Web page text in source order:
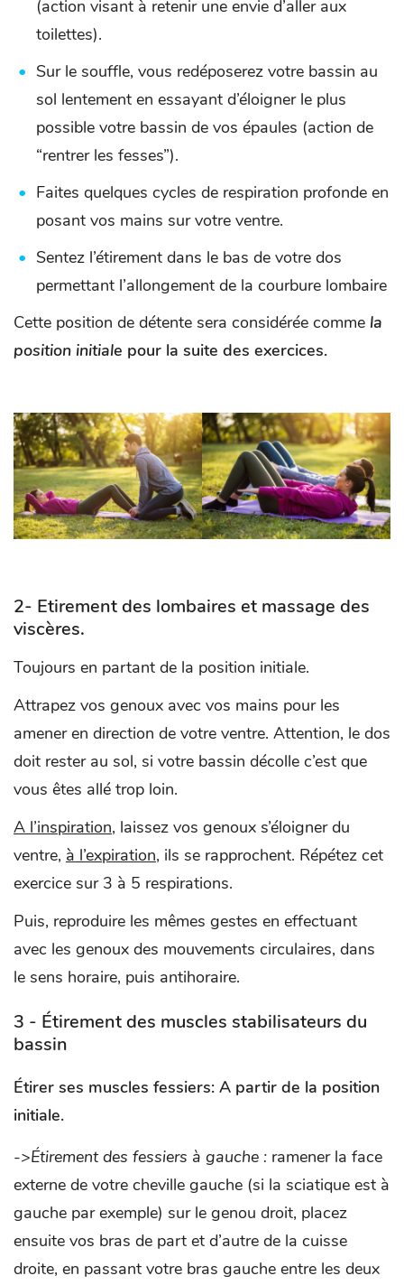
(action visant à retenir une envie d’aller aux
toilettes).
Sur le souffle, vous redéposerez votre bassin au
sol lentement en essayant d’éloigner le plus
possible votre bassin de vos épaules (action de
“rentrer les fesses”).
Faites quelques cycles de respiration profonde en
posant vos mains sur votre ventre.
Sentez l’étirement dans le bas de votre dos
permettant l’allongement de la courbure lombaire
Cette position de détente sera considérée comme la
position initiale pour la suite des exercices.
2- Etirement des lombaires et massage des
viscères.
Toujours en partant de la position initiale.
Attrapez vos genoux avec vos mains pour les
amener en direction de votre ventre. Attention, le dos
doit rester au sol, si votre bassin décolle c’est que
vous êtes allé trop loin.
A l’inspiration, laissez vos genoux s’éloigner du
ventre, à l’expiration, ils se rapprochent. Répétez cet
exercice sur 3 à 5 respirations.
Puis, reproduire les mêmes gestes en effectuant
avec les genoux des mouvements circulaires, dans
le sens horaire, puis antihoraire.
3 - Étirement des muscles stabilisateurs du
bassin
Étirer ses muscles fessiers: A partir de la position
initiale.
->Étirement des fessiers à gauche : ramener la face
externe de votre cheville gauche (si la sciatique est à
gauche par exemple) sur le genou droit, placez
ensuite vos bras de part et d’autre de la cuisse
droite, en passant votre bras gauche entre les deux